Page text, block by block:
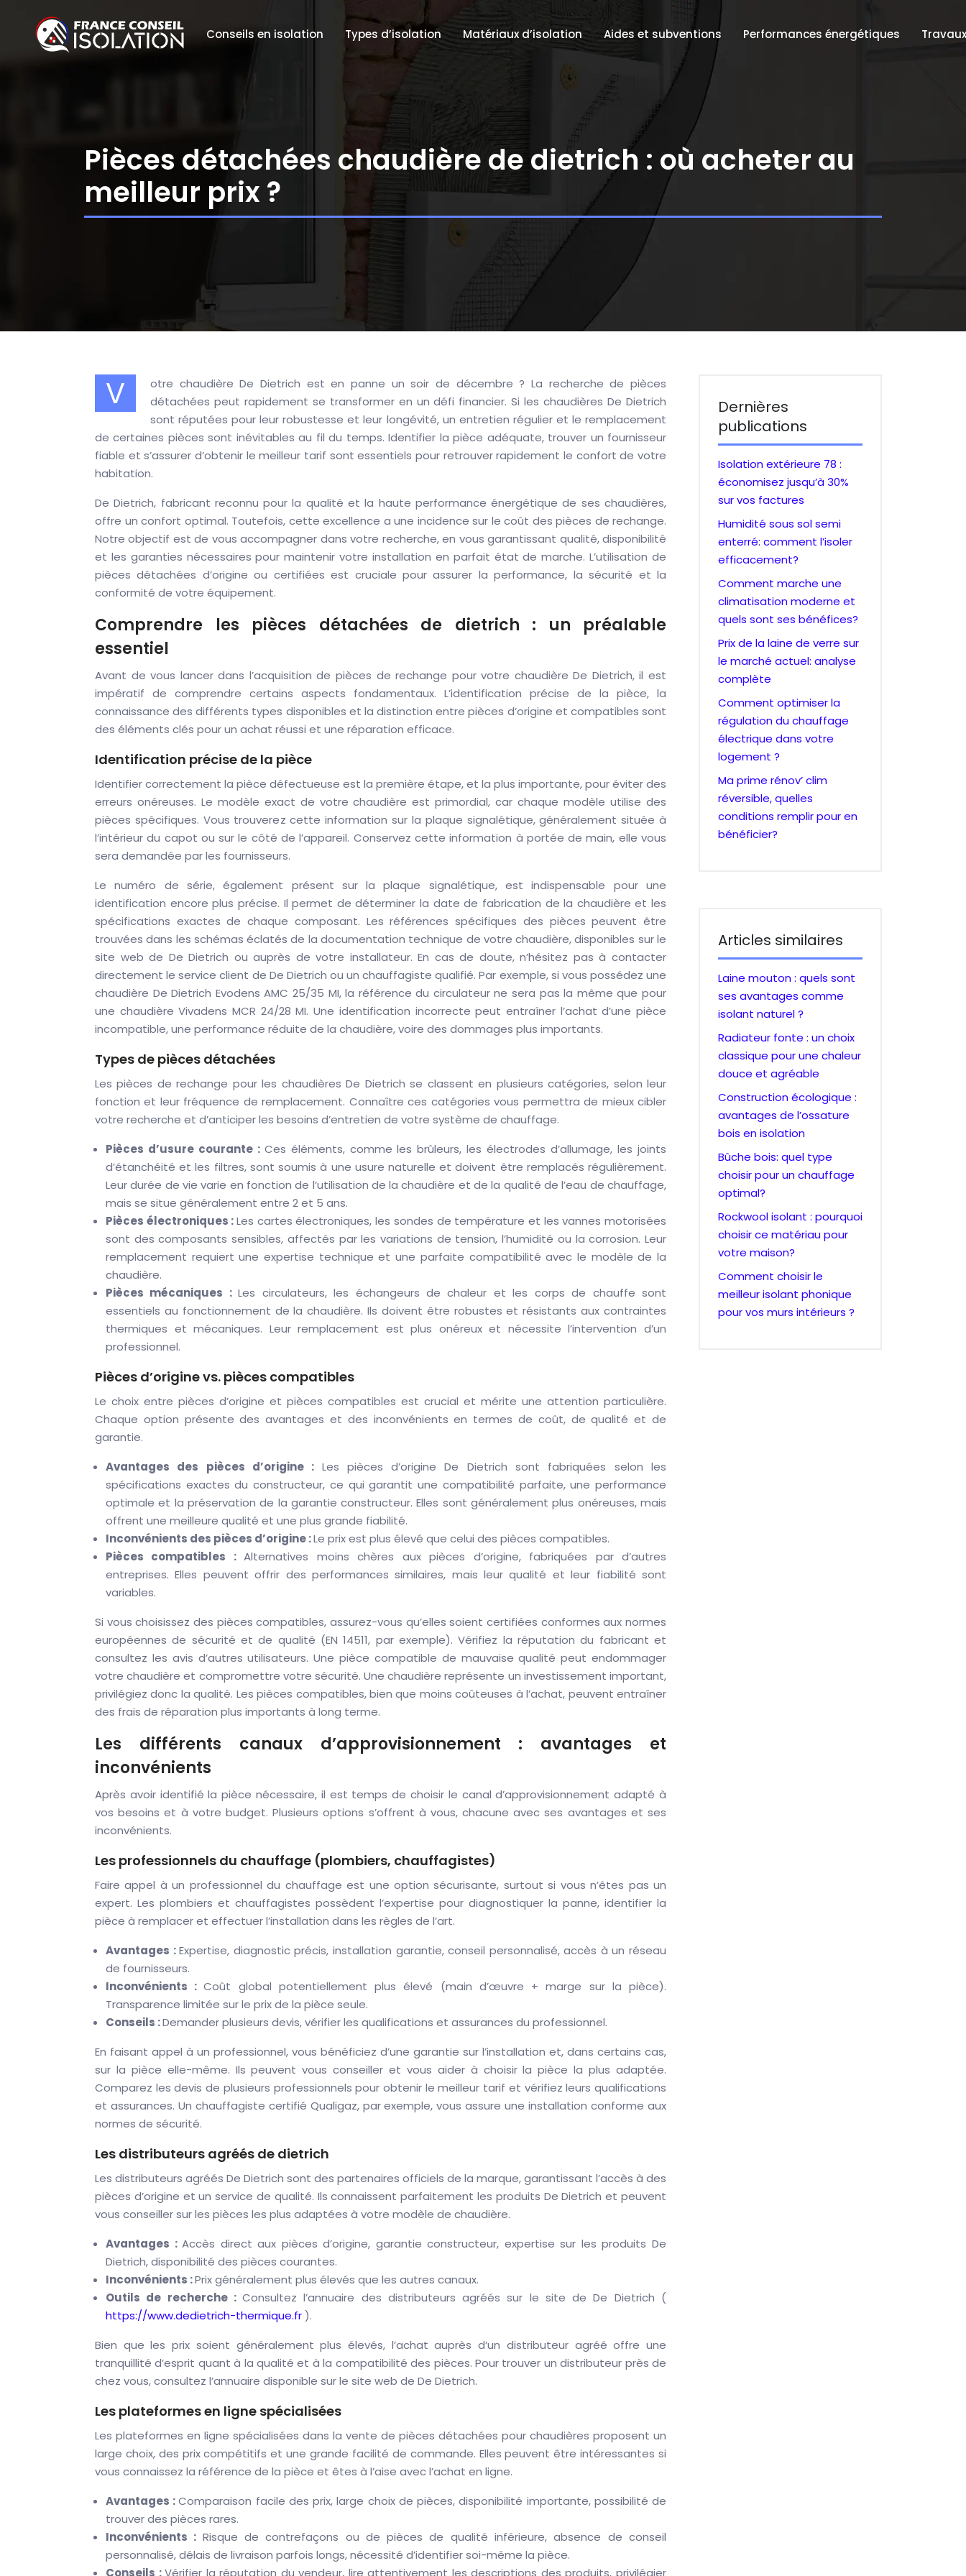
Conseils en isolation Types d’isolation Matériaux d’isolation Aides et subventions Performances énergétiques
Pièces détachées chaudière de dietrich : où acheter au
meilleur prix ?
V
otre chaudière De Dietrich est en panne un soir de décembre ? La recherche de pièces
détachées peut rapidement se transformer en un défi financier. Si les chaudières De Dietrich
sont réputées pour leur robustesse et leur longévité, un entretien régulier et le remplacement
de certaines pièces sont inévitables au fil du temps. Identifier la pièce adéquate, trouver un fournisseur
fiable et s’assurer d’obtenir le meilleur tarif sont essentiels pour retrouver rapidement le confort de votre
habitation.
De Dietrich, fabricant reconnu pour la qualité et la haute performance énergétique de ses chaudières,
offre un confort optimal. Toutefois, cette excellence a une incidence sur le coût des pièces de rechange.
Notre objectif est de vous accompagner dans votre recherche, en vous garantissant qualité, disponibilité
et les garanties nécessaires pour maintenir votre installation en parfait état de marche. L’utilisation de
pièces détachées d’origine ou certifiées est cruciale pour assurer la performance, la sécurité et la
conformité de votre équipement.
Comprendre les pièces détachées de dietrich : un préalable
essentiel
Avant de vous lancer dans l’acquisition de pièces de rechange pour votre chaudière De Dietrich, il est
impératif de comprendre certains aspects fondamentaux. L’identification précise de la pièce, la
connaissance des différents types disponibles et la distinction entre pièces d’origine et compatibles sont
des éléments clés pour un achat réussi et une réparation efficace.
Identification précise de la pièce
Identifier correctement la pièce défectueuse est la première étape, et la plus importante, pour éviter des
erreurs onéreuses. Le modèle exact de votre chaudière est primordial, car chaque modèle utilise des
pièces spécifiques. Vous trouverez cette information sur la plaque signalétique, généralement située à
l’intérieur du capot ou sur le côté de l’appareil. Conservez cette information à portée de main, elle vous
sera demandée par les fournisseurs.
Le numéro de série, également présent sur la plaque signalétique, est indispensable pour une
identification encore plus précise. Il permet de déterminer la date de fabrication de la chaudière et les
spécifications exactes de chaque composant. Les références spécifiques des pièces peuvent être
trouvées dans les schémas éclatés de la documentation technique de votre chaudière, disponibles sur le
site web de De Dietrich ou auprès de votre installateur. En cas de doute, n’hésitez pas à contacter
directement le service client de De Dietrich ou un chauffagiste qualifié. Par exemple, si vous possédez une
chaudière De Dietrich Evodens AMC 25/35 MI, la référence du circulateur ne sera pas la même que pour
une chaudière Vivadens MCR 24/28 MI. Une identification incorrecte peut entraîner l’achat d’une pièce
incompatible, une performance réduite de la chaudière, voire des dommages plus importants.
Types de pièces détachées
Les pièces de rechange pour les chaudières De Dietrich se classent en plusieurs catégories, selon leur
fonction et leur fréquence de remplacement. Connaître ces catégories vous permettra de mieux cibler
votre recherche et d’anticiper les besoins d’entretien de votre système de chauffage.
Pièces d’usure courante : Ces éléments, comme les brûleurs, les électrodes d’allumage, les joints
d’étanchéité et les filtres, sont soumis à une usure naturelle et doivent être remplacés régulièrement.
Leur durée de vie varie en fonction de l’utilisation de la chaudière et de la qualité de l’eau de chauffage,
mais se situe généralement entre 2 et 5 ans.
Pièces électroniques :Les cartes électroniques, les sondes de température et les vannes motorisées
sont des composants sensibles, affectés par les variations de tension, l’humidité ou la corrosion. Leur
remplacement requiert une expertise technique et une parfaite compatibilité avec le modèle de la
chaudière.
Pièces mécaniques :Les circulateurs, les échangeurs de chaleur et les corps de chauffe sont
essentiels au fonctionnement de la chaudière. Ils doivent être robustes et résistants aux contraintes
thermiques et mécaniques. Leur remplacement est plus onéreux et nécessite l’intervention d’un
professionnel.
Pièces d’origine vs. pièces compatibles
Le choix entre pièces d’origine et pièces compatibles est crucial et mérite une attention particulière.
Chaque option présente des avantages et des inconvénients en termes de coût, de qualité et de
garantie.
Avantages des pièces d’origine : Les pièces d’origine De Dietrich sont fabriquées selon les
spécifications exactes du constructeur, ce qui garantit une compatibilité parfaite, une performance
optimale et la préservation de la garantie constructeur. Elles sont généralement plus onéreuses, mais
offrent une meilleure qualité et une plus grande fiabilité.
Inconvénients des pièces d’origine :Le prix est plus élevé que celui des pièces compatibles.
Pièces compatibles :Alternatives moins chères aux pièces d’origine, fabriquées par d’autres
entreprises. Elles peuvent offrir des performances similaires, mais leur qualité et leur fiabilité sont
variables.
Si vous choisissez des pièces compatibles, assurez-vous qu’elles soient certifiées conformes aux normes
européennes de sécurité et de qualité (EN 14511, par exemple). Vérifiez la réputation du fabricant et
consultez les avis d’autres utilisateurs. Une pièce compatible de mauvaise qualité peut endommager
votre chaudière et compromettre votre sécurité. Une chaudière représente un investissement important,
privilégiez donc la qualité. Les pièces compatibles, bien que moins coûteuses à l’achat, peuvent entraîner
des frais de réparation plus importants à long terme.
Les différents canaux d’approvisionnement : avantages et
inconvénients
Après avoir identifié la pièce nécessaire, il est temps de choisir le canal d’approvisionnement adapté à
vos besoins et à votre budget. Plusieurs options s’offrent à vous, chacune avec ses avantages et ses
inconvénients.
Les professionnels du chauffage (plombiers, chauffagistes)
Faire appel à un professionnel du chauffage est une option sécurisante, surtout si vous n’êtes pas un
expert. Les plombiers et chauffagistes possèdent l’expertise pour diagnostiquer la panne, identifier la
pièce à remplacer et effectuer l’installation dans les règles de l’art.
Avantages :Expertise, diagnostic précis, installation garantie, conseil personnalisé, accès à un réseau
de fournisseurs.
Inconvénients :Coût global potentiellement plus élevé (main d’œuvre + marge sur la pièce).
Transparence limitée sur le prix de la pièce seule.
Conseils :Demander plusieurs devis, vérifier les qualifications et assurances du professionnel.
En faisant appel à un professionnel, vous bénéficiez d’une garantie sur l’installation et, dans certains cas,
sur la pièce elle-même. Ils peuvent vous conseiller et vous aider à choisir la pièce la plus adaptée.
Comparez les devis de plusieurs professionnels pour obtenir le meilleur tarif et vérifiez leurs qualifications
et assurances. Un chauffagiste certifié Qualigaz, par exemple, vous assure une installation conforme aux
normes de sécurité.
Les distributeurs agréés de dietrich
Les distributeurs agréés De Dietrich sont des partenaires officiels de la marque, garantissant l’accès à des
pièces d’origine et un service de qualité. Ils connaissent parfaitement les produits De Dietrich et peuvent
vous conseiller sur les pièces les plus adaptées à votre modèle de chaudière.
Avantages :Accès direct aux pièces d’origine, garantie constructeur, expertise sur les produits De
Dietrich, disponibilité des pièces courantes.
Inconvénients :Prix généralement plus élevés que les autres canaux.
Outils de recherche :Consultez l’annuaire des distributeurs agréés sur le site de De Dietrich (
https://www.dedietrich-thermique.fr).
Bien que les prix soient généralement plus élevés, l’achat auprès d’un distributeur agréé offre une
tranquillité d’esprit quant à la qualité et à la compatibilité des pièces. Pour trouver un distributeur près de
chez vous, consultez l’annuaire disponible sur le site web de De Dietrich.
Les plateformes en ligne spécialisées
Les plateformes en ligne spécialisées dans la vente de pièces détachées pour chaudières proposent un
large choix, des prix compétitifs et une grande facilité de commande. Elles peuvent être intéressantes si
vous connaissez la référence de la pièce et êtes à l’aise avec l’achat en ligne.
Avantages :Comparaison facile des prix, large choix de pièces, disponibilité importante, possibilité de
trouver des pièces rares.
Inconvénients : Risque de contrefaçons ou de pièces de qualité inférieure, absence de conseil
personnalisé, délais de livraison parfois longs, nécessité d’identifier soi-même la pièce.
Conseils :Vérifier la réputation du vendeur, lire attentivement les descriptions des produits, privilégier
Dernières
publications
Isolation extérieure 78 :
économisez jusqu’à 30%
sur vos factures
Humidité sous sol semi
enterré: comment l’isoler
efficacement?
Comment marche une
climatisation moderne et
quels sont ses bénéfices?
Prix de la laine de verre sur
le marché actuel: analyse
complète
Comment optimiser la
régulation du chauffage
électrique dans votre
logement ?
Ma prime rénov’ clim
réversible, quelles
conditions remplir pour en
bénéficier?
Articles similaires
Laine mouton : quels sont
ses avantages comme
isolant naturel ?
Radiateur fonte : un choix
classique pour une chaleur
douce et agréable
Construction écologique :
avantages de l’ossature
bois en isolation
Bûche bois: quel type
choisir pour un chauffage
optimal?
Rockwool isolant : pourquoi
choisir ce matériau pour
votre maison?
Comment choisir le
meilleur isolant phonique
pour vos murs intérieurs ?